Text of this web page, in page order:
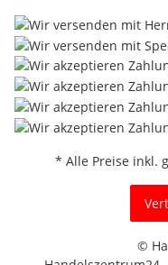
* Alle Preise inkl.
©